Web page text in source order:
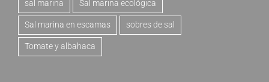
sal marina Sal marina ecológica
Sal marina en escamas sobres de sal
Tomate y albahaca